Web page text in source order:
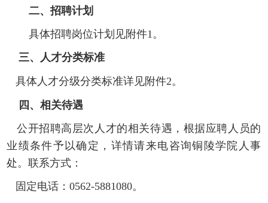
二、招聘计划
具体招聘岗位计划见附件1。
三、 人才分类标准
具体人才分级分类标准详见附件2。
四、相关待遇
公开招聘高层次人才的相关待遇，根据应聘 人员的
业绩条件予以确定， 详情请来电咨询铜陵学院人事
处。联系方式：
固定电话：0562-5881080。